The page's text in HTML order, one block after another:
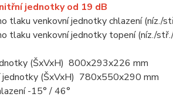
jednotky od 19 dB
tlaku venkovní jednotky chlazení (níz./
tlaku venkovní jednotky topení (níz./
(ŠxVxH) 800x293x226 mm
jednotky (ŠxVxH) 780x550x290 mm
-15° / 46°